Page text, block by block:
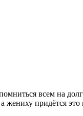
всем на
придётся это